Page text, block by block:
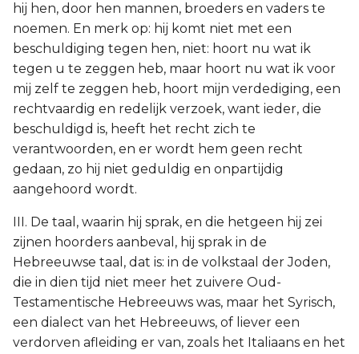
hij hen, door hen mannen, broeders en vaders te
noemen. En merk op: hij komt niet met een
beschuldiging tegen hen, niet: hoort nu wat ik
tegen u te zeggen heb, maar hoort nu wat ik voor
mij zelf te zeggen heb, hoort mijn verdediging, een
rechtvaardig en redelijk verzoek, want ieder, die
beschuldigd is, heeft het recht zich te
verantwoorden, en er wordt hem geen recht
gedaan, zo hij niet geduldig en onpartijdig
aangehoord wordt.
III. De taal, waarin hij sprak, en die hetgeen hij zei
zijnen hoorders aanbeval, hij sprak in de
Hebreeuwse taal, dat is: in de volkstaal der Joden,
die in dien tijd niet meer het zuivere Oud-
Testamentische Hebreeuws was, maar het Syrisch,
een dialect van het Hebreeuws, of liever een
verdorven afleiding er van, zoals het Italiaans en het